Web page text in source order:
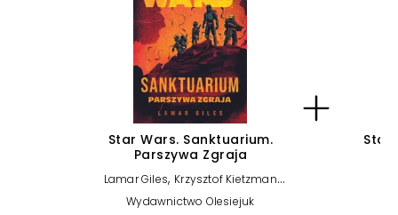
Star Wars. Sanktuarium.
Parszywa Zgraja
Lamar Giles, Krzysztof Kietzman
(tłum.)
Wydawnictwo Olesiejuk
Star